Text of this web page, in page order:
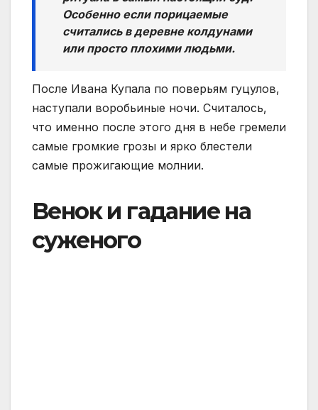
Особенно если порицаемые
считались в деревне колдунами
или просто плохими людьми.
После Ивана Купала по поверьям гуцулов,
наступали воробьиные ночи. Считалось,
что именно после этого дня в небе гремели
самые громкие грозы и ярко блестели
самые прожигающие молнии.
Венок и гадание на
суженого